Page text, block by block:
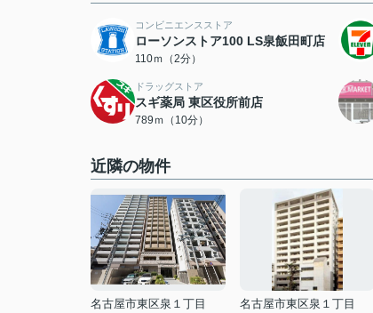
コンビニエンスストア
ローソンストア100 LS泉飯田町店
110ｍ（2分）
ドラッグストア
スギ薬局 東区役所前店
789ｍ（10分）
近隣の物件
名古屋市東区泉１丁目
名古屋市東区泉１丁目